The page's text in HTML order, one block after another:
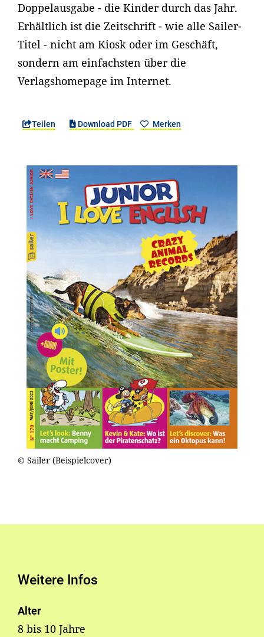
Doppelausgabe - die Kinder durch das Jahr.
Erhältlich ist die Zeitschrift - wie alle Sailer-
Titel - nicht am Kiosk oder im Geschäft,
sondern am einfachsten über die
Verlagshomepage im Internet.
Teilen Download PDF Merken
© Sailer (Beispielcover)
Weitere Infos
Alter
8 bis 10 Jahre